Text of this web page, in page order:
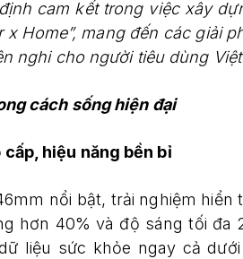
cam kết trong việc xây
Home”, mang đến các giải
nghi cho người tiêu dùng
cách sống hiện đại
hiệu năng bền bỉ
nổi bật, trải nghiệm hiển
hơn 40% và độ sáng tối đa
liệu sức khỏe ngay cả